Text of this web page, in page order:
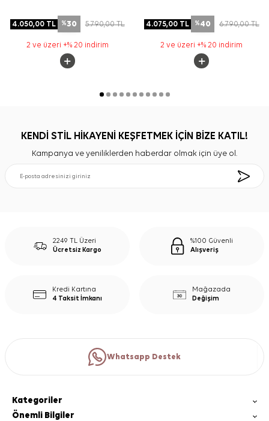
4.050,00TL %30 5.790,00TL
2 ve üzeri +% 20 indirim
4.075,00TL %40 6.790,00TL
2 ve üzeri +% 20 indirim
KENDİ STİL HİKAYENİ KEŞFETMEK İÇİN BİZE KATIL!
Kampanya ve yeniliklerden haberdar olmak için üye ol.
2249 TL Üzeri
Ücretsiz Kargo
%100 Güvenli
Alışveriş
Kredi Kartına
4 Taksit İmkanı
Mağazada
Değişim
Whatsapp Destek
Kategoriler
Önemli Bilgiler